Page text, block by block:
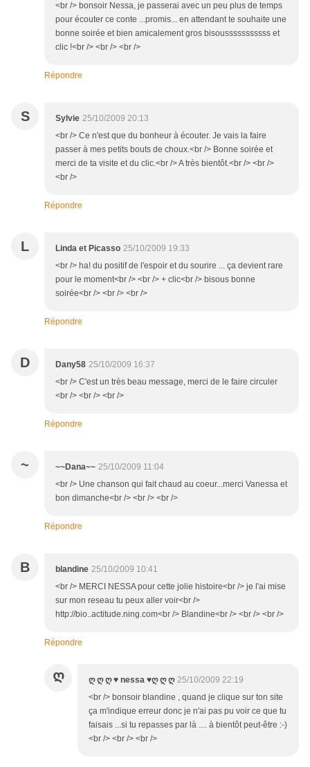
<br /> bonsoir Nessa, je passerai avec un peu plus de temps
pour écouter ce conte ...promis... en attendant te souhaite une
bonne soirée et bien amicalement gros bisousssssssssss et
clic !<br /> <br /> <br />
Répondre
S Sylvie 25/10/2009 20:13
<br /> Ce n'est que du bonheur à écouter. Je vais la faire
passer à mes petits bouts de choux.<br /> Bonne soirée et
merci de ta visite et du clic.<br /> A très bientôt.<br /> <br />
<br />
Répondre
L Linda et Picasso 25/10/2009 19:33
<br /> ha! du positif de l'espoir et du sourire ... ça devient rare
pour le moment<br /> <br /> + clic<br /> bisous bonne
soirée<br /> <br /> <br />
Répondre
D Dany58 25/10/2009 16:37
<br /> C'est un très beau message, merci de le faire circuler
<br /> <br /> <br />
Répondre
~ ~~Dana~~ 25/10/2009 11:04
<br /> Une chanson qui fait chaud au coeur...merci Vanessa et
bon dimanche<br /> <br /> <br />
Répondre
B blandine 25/10/2009 10:41
<br /> MERCI NESSA pour cette jolie histoire<br /> je l'ai mise
sur mon reseau tu peux aller voir<br />
http://bio..actitude.ning.com<br /> Blandine<br /> <br /> <br />
Répondre
Ღ ღ ღ ღ ♥ nessa ♥ღ ღ ღ 25/10/2009 22:19
<br /> bonsoir blandine , quand je clique sur ton site
ça m'indique erreur donc je n'ai pas pu voir ce que tu
faisais ...si tu repasses par là .... à bientôt peut-être :-)
<br /> <br /> <br />